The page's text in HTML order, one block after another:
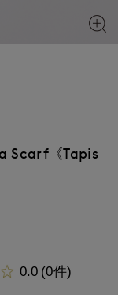
Scarf《Tapis
0.0 (0件)